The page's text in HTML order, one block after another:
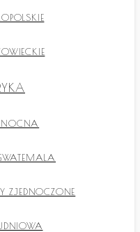
ZJEDNOCZONE